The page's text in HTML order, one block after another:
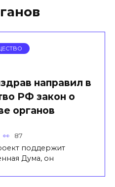
направил в
РФ закон о
органов
87
поддержит
Дума, он